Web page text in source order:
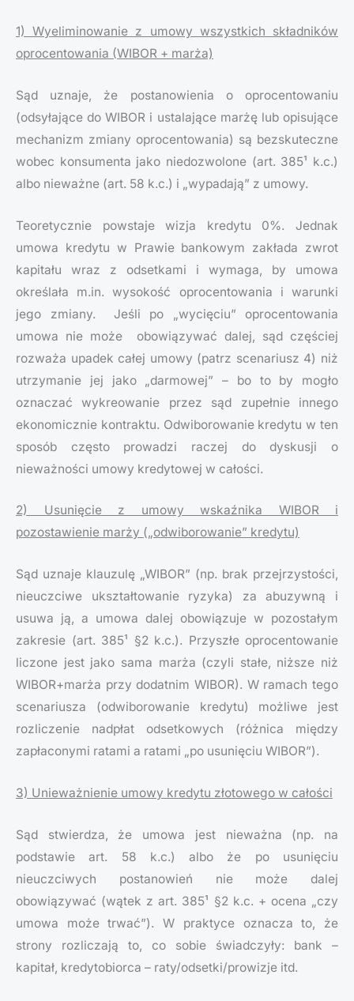
1) Wyeliminowanie z umowy wszystkich składników
oprocentowania (WIBOR + marża)
Sąd uznaje, że postanowienia o oprocentowaniu
(odsyłające do WIBOR i ustalające marżę lub opisujące
mechanizm zmiany oprocentowania) są bezskuteczne
wobec konsumenta jako niedozwolone (art. 385¹ k.c.)
albo nieważne (art. 58 k.c.) i „wypadają” z umowy.
Teoretycznie powstaje wizja kredytu 0%. Jednak
umowa kredytu w Prawie bankowym zakłada zwrot
kapitału wraz z odsetkami i wymaga, by umowa
określała m.in. wysokość oprocentowania i warunki
jego zmiany. Jeśli po „wycięciu” oprocentowania
umowa nie może obowiązywać dalej, sąd częściej
rozważa upadek całej umowy (patrz scenariusz 4) niż
utrzymanie jej jako „darmowej” – bo to by mogło
oznaczać wykreowanie przez sąd zupełnie innego
ekonomicznie kontraktu. Odwiborowanie kredytu w ten
sposób często prowadzi raczej do dyskusji o
nieważności umowy kredytowej w całości.
2) Usunięcie z umowy wskaźnika WIBOR i
pozostawienie marży („odwiborowanie” kredytu)
Sąd uznaje klauzulę „WIBOR” (np. brak przejrzystości,
nieuczciwe ukształtowanie ryzyka) za abuzywną i
usuwa ją, a umowa dalej obowiązuje w pozostałym
zakresie (art. 385¹ §2 k.c.). Przyszłe oprocentowanie
liczone jest jako sama marża (czyli stałe, niższe niż
WIBOR+marża przy dodatnim WIBOR). W ramach tego
scenariusza (odwiborowanie kredytu) możliwe jest
rozliczenie nadpłat odsetkowych (różnica między
zapłaconymi ratami a ratami „po usunięciu WIBOR”).
3) Unieważnienie umowy kredytu złotowego w całości
Sąd stwierdza, że umowa jest nieważna (np. na
podstawie art. 58 k.c.) albo że po usunięciu
nieuczciwych postanowień nie może dalej
obowiązywać (wątek z art. 385¹ §2 k.c. + ocena „czy
umowa może trwać”). W praktyce oznacza to, że
strony rozliczają to, co sobie świadczyły: bank –
kapitał, kredytobiorca – raty/odsetki/prowizje itd.